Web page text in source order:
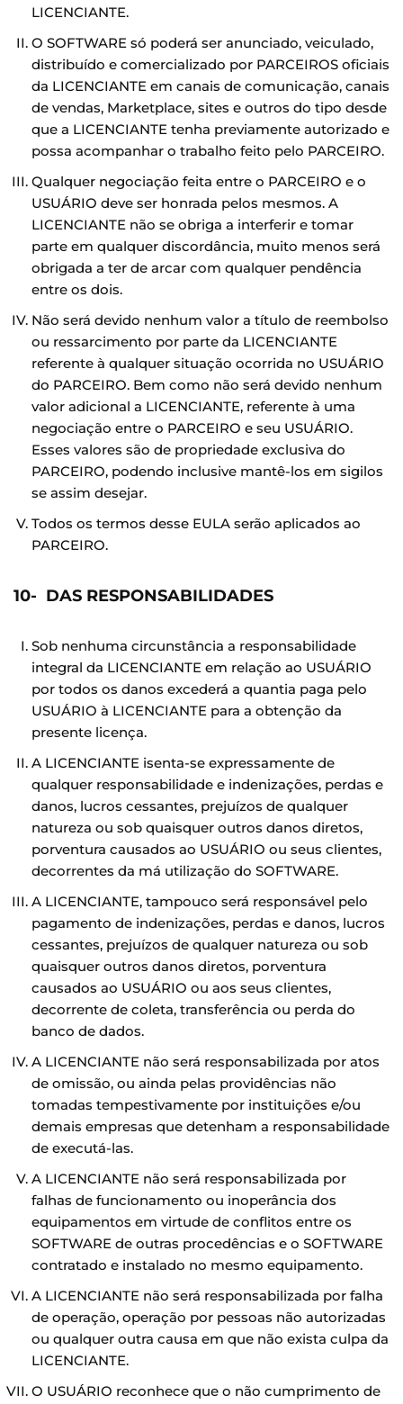
LICENCIANTE.
O SOFTWARE só poderá ser anunciado, veiculado,
distribuído e comercializado por PARCEIROS oficiais
da LICENCIANTE em canais de comunicação, canais
de vendas, Marketplace, sites e outros do tipo desde
que a LICENCIANTE tenha previamente autorizado e
possa acompanhar o trabalho feito pelo PARCEIRO.
Qualquer negociação feita entre o PARCEIRO e o
USUÁRIO deve ser honrada pelos mesmos. A
LICENCIANTE não se obriga a interferir e tomar
parte em qualquer discordância, muito menos será
obrigada a ter de arcar com qualquer pendência
entre os dois.
Não será devido nenhum valor a título de reembolso
ou ressarcimento por parte da LICENCIANTE
referente à qualquer situação ocorrida no USUÁRIO
do PARCEIRO. Bem como não será devido nenhum
valor adicional a LICENCIANTE, referente à uma
negociação entre o PARCEIRO e seu USUÁRIO.
Esses valores são de propriedade exclusiva do
PARCEIRO, podendo inclusive mantê-los em sigilos
se assim desejar.
Todos os termos desse EULA serão aplicados ao
PARCEIRO.
10- DAS RESPONSABILIDADES
Sob nenhuma circunstância a responsabilidade
integral da LICENCIANTE em relação ao USUÁRIO
por todos os danos excederá a quantia paga pelo
USUÁRIO à LICENCIANTE para a obtenção da
presente licença.
A LICENCIANTE isenta-se expressamente de
qualquer responsabilidade e indenizações, perdas e
danos, lucros cessantes, prejuízos de qualquer
natureza ou sob quaisquer outros danos diretos,
porventura causados ao USUÁRIO ou seus clientes,
decorrentes da má utilização do SOFTWARE.
A LICENCIANTE, tampouco será responsável pelo
pagamento de indenizações, perdas e danos, lucros
cessantes, prejuízos de qualquer natureza ou sob
quaisquer outros danos diretos, porventura
causados ao USUÁRIO ou aos seus clientes,
decorrente de coleta, transferência ou perda do
banco de dados.
A LICENCIANTE não será responsabilizada por atos
de omissão, ou ainda pelas providências não
tomadas tempestivamente por instituições e/ou
demais empresas que detenham a responsabilidade
de executá-las.
A LICENCIANTE não será responsabilizada por
falhas de funcionamento ou inoperância dos
equipamentos em virtude de conflitos entre os
SOFTWARE de outras procedências e o SOFTWARE
contratado e instalado no mesmo equipamento.
A LICENCIANTE não será responsabilizada por falha
de operação, operação por pessoas não autorizadas
ou qualquer outra causa em que não exista culpa da
LICENCIANTE.
O USUÁRIO reconhece que o não cumprimento de